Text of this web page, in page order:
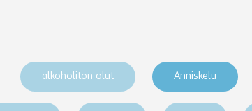
alkoholiton olut Anniskelu